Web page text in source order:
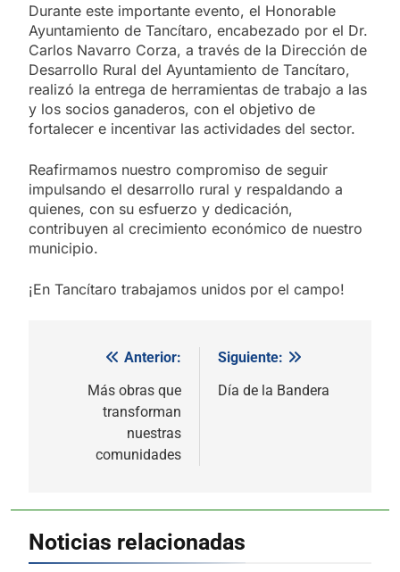
Durante este importante evento, el Honorable
Ayuntamiento de Tancítaro, encabezado por el Dr.
Carlos Navarro Corza, a través de la Dirección de
Desarrollo Rural del Ayuntamiento de Tancítaro,
realizó la entrega de herramientas de trabajo a las
y los socios ganaderos, con el objetivo de
fortalecer e incentivar las actividades del sector.
Reafirmamos nuestro compromiso de seguir
impulsando el desarrollo rural y respaldando a
quienes, con su esfuerzo y dedicación,
contribuyen al crecimiento económico de nuestro
municipio.
¡En Tancítaro trabajamos unidos por el campo!
Navegación
entradas
Anterior:
Más obras que
transforman
nuestras
comunidades
Siguiente:
Día de la Bandera
Noticias relacionadas